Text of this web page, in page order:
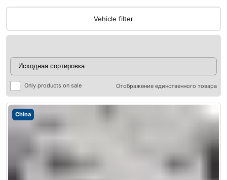
Vehicle filter
Only products on sale Отображение единственного товара
China